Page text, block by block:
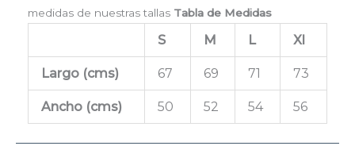
medidas de nuestras tallas Tabla de Medidas
S M L Xl
Largo (cms) 67 69 71 73
Ancho (cms) 50 52 54 56